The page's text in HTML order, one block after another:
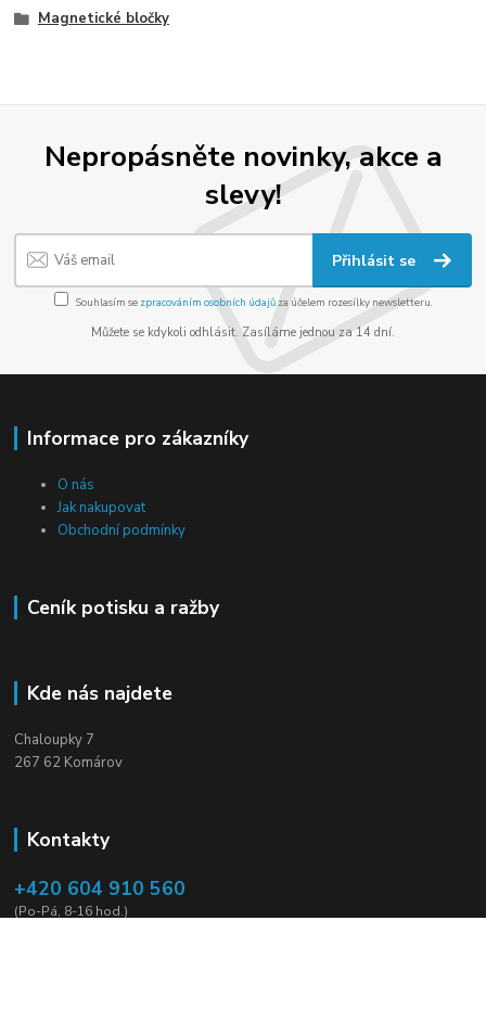
Magnetické bločky
Nepropásněte novinky, akce a
slevy!
Přihlásit se
Souhlasím se zpracováním osobních údajůza účelem rozesílky newsletteru.
Můžete se kdykoli odhlásit. Zasíláme jednou za 14 dní.
Informace pro zákazníky
O nás
Jak nakupovat
Obchodní podmínky
Ceník potisku a ražby
Kde nás najdete
Chaloupky 7
267 62 Komárov
Kontakty
+420 604 910 560
(Po-Pá, 8-16 hod.)